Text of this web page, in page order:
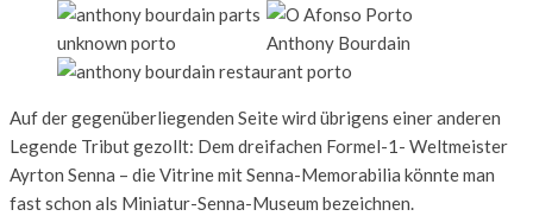
Auf der gegenüberliegenden Seite wird übrigens einer anderen
Legende Tribut gezollt: Dem dreifachen Formel-1- Weltmeister
Ayrton Senna – die Vitrine mit Senna-Memorabilia könnte man
fast schon als Miniatur-Senna-Museum bezeichnen.